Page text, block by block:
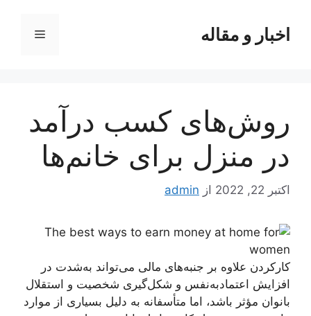
محتوااخبار و مقاله فهرست
روش‌های کسب درآمد
در منزل برای خانم‌ها
اکتبر 22, 2022 از admin
کارکردن علاوه‌ بر جنبه‌های مالی می‌تواند به‌شدت در
افزایش اعتمادبه‌نفس و شکل‌گیری شخصیت و استقلال
بانوان مؤثر باشد، اما متأسفانه به دلیل بسیاری از موارد